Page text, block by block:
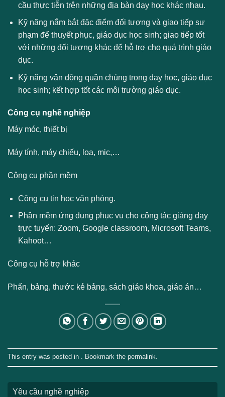
Yêu cầu nghề nghiệp
cầu thực tiễn trên những địa bàn dạy học khác nhau.
Kỹ năng nắm bắt đặc điểm đối tượng và giao tiếp sư
phạm để thuyết phục, giáo dục học sinh; giao tiếp tốt
với những đối tượng khác để hỗ trợ cho quá trình giáo
dục.
Kỹ năng vận động quần chúng trong dạy học, giáo dục
học sinh; kết hợp tốt các môi trường giáo dục.
Công cụ nghề nghiệp
Máy móc, thiết bị
Máy tính, máy chiếu, loa, mic,…
Công cụ phần mềm
Công cụ tin học văn phòng.
Phần mềm ứng dụng phục vụ cho công tác giảng dạy
trực tuyến: Zoom, Google classroom, Microsoft Teams,
Kahoot…
Công cụ hỗ trợ khác
Phấn, bảng, thước kẻ bảng, sách giáo khoa, giáo án…
This entry was posted in . Bookmark the permalink.